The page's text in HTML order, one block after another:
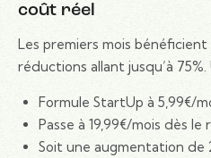
coût réel
Les premiers mois
réductions allant jusqu’à
Formule StartUp à 5,99€/
Passe à 19,99€/mois dès
Soit une augmentation de